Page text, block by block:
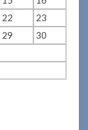
22
23
29
30